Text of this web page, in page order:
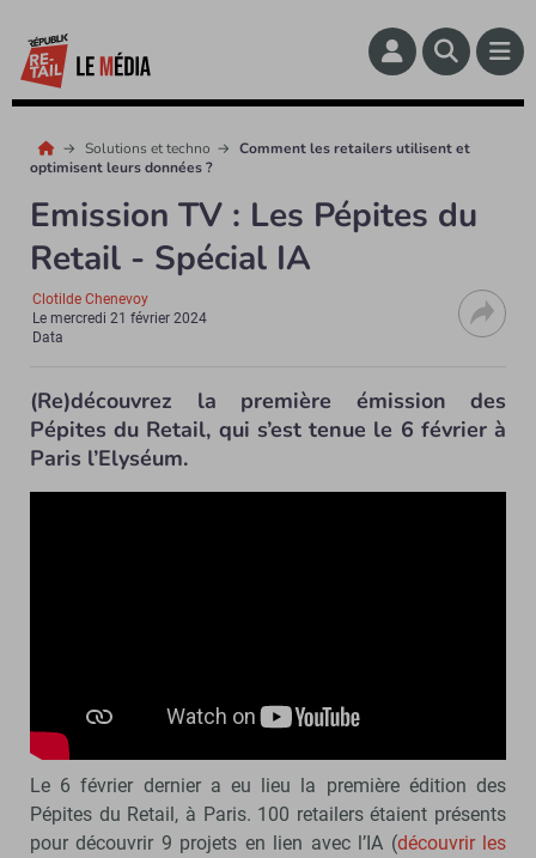
Solutions et techno
Comment les retailers utilisent et
optimisent leurs données ?
Emission TV : Les Pépites du
Retail - Spécial IA
Clotilde Chenevoy
Lemercredi 21 février 2024
Data
(Re)découvrez la première émission des
Pépites du Retail, qui s’est tenue le 6 février à
Paris l’Elyséum.
Le 6 février dernier a eu lieu la première édition des
Pépites du Retail, à Paris. 100 retailers étaient présents
pour découvrir 9 projets en lien avec l’IA (découvrir les